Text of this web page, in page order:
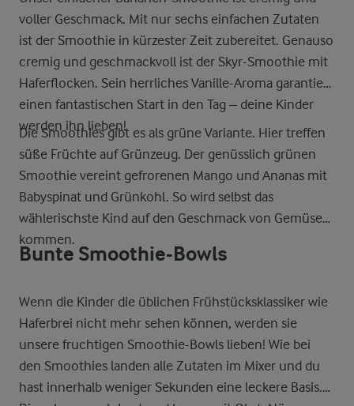
voller Geschmack. Mit nur sechs einfachen Zutaten
ist der Smoothie in kürzester Zeit zubereitet. Genauso
cremig und geschmackvoll ist der Skyr-Smoothie mit
Haferflocken. Sein herrliches Vanille-Aroma garantiert
einen fantastischen Start in den Tag – deine Kinder
werden ihn lieben!
Die Smoothies gibt es als grüne Variante. Hier treffen
süße Früchte auf Grünzeug. Der genüsslich grünen
Smoothie vereint gefrorenen Mango und Ananas mit
Babyspinat und Grünkohl. So wird selbst das
wählerischste Kind auf den Geschmack von Gemüse
kommen.
Bunte Smoothie-Bowls
Wenn die Kinder die üblichen Frühstücksklassiker wie
Haferbrei nicht mehr sehen können, werden sie
unsere fruchtigen Smoothie-Bowls lieben! Wie bei
den Smoothies landen alle Zutaten im Mixer und du
hast innerhalb weniger Sekunden eine leckere Basis.